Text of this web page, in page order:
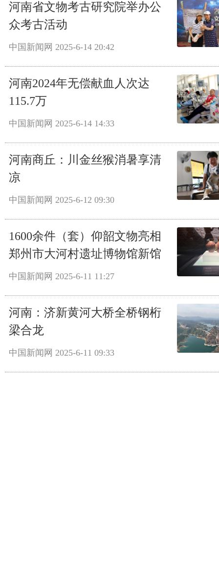
河南省文物考古研究院举办公
众考古活动
中国新闻网 2025-6-14 20:42
河南2024年无偿献血人次达
115.7万
中国新闻网 2025-6-14 14:33
河南商丘：川金丝猴消暑享清
凉
中国新闻网 2025-6-12 09:30
1600余件（套）仰韶文物亮相
郑州市大河村遗址博物馆新馆
中国新闻网 2025-6-11 11:27
河南：济新黄河大桥全桥钢桁
梁合龙
中国新闻网 2025-6-11 09:33